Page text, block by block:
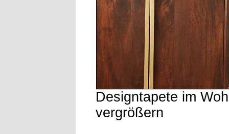
Designtapete im
vergrößern